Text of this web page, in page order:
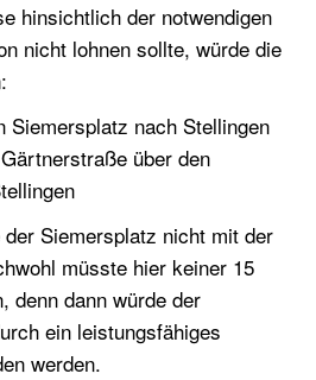
hinsichtlich der notwendigen
nicht lohnen sollte, würde die
Siemersplatz nach Stellingen
über den
Siemersplatz nicht mit der
müsste hier keiner 15
denn dann würde der
ein leistungsfähiges
werden.